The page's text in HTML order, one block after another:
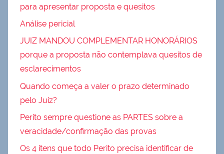
para apresentar proposta e quesitos
Análise pericial
JUIZ MANDOU COMPLEMENTAR HONORÁRIOS
porque a proposta não contemplava quesitos de
esclarecimentos
Quando começa a valer o prazo determinado
pelo Juiz?
Perito sempre questione as PARTES sobre a
veracidade/confirmação das provas
Os 4 itens que todo Perito precisa identificar de